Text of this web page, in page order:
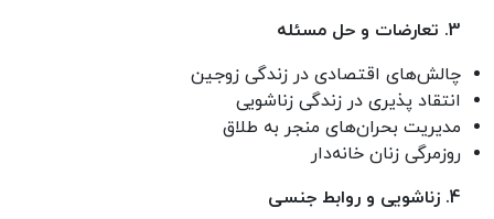
3. تعارضات و حل مسئله
چالش‌های اقتصادی در زندگی زوجین
انتقاد پذیری در زندگی زناشویی
مدیریت بحران‌های منجر به طلاق
روزمرگی زنان خانه‌دار
4. زناشویی و روابط جنسی